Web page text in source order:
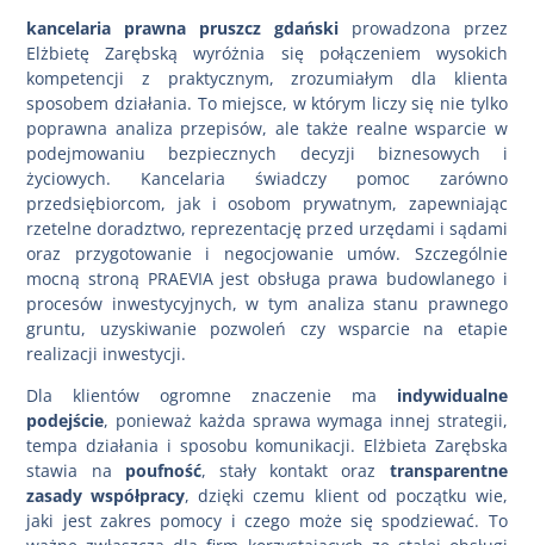
kancelaria prawna pruszcz gdańskiprowadzona przez
Elżbietę Zarębską wyróżnia się połączeniem wysokich
kompetencji z praktycznym, zrozumiałym dla klienta
sposobem działania. To miejsce, w którym liczy się nie tylko
poprawna analiza przepisów, ale także realne wsparcie w
podejmowaniu bezpiecznych decyzji biznesowych i
życiowych. Kancelaria świadczy pomoc zarówno
przedsiębiorcom, jak i osobom prywatnym, zapewniając
rzetelne doradztwo, reprezentację przed urzędami i sądami
oraz przygotowanie i negocjowanie umów. Szczególnie
mocną stroną PRAEVIA jest obsługa prawa budowlanego i
procesów inwestycyjnych, w tym analiza stanu prawnego
gruntu, uzyskiwanie pozwoleń czy wsparcie na etapie
realizacji inwestycji.
Dla klientów ogromne znaczenie ma indywidualne
podejście, ponieważ każda sprawa wymaga innej strategii,
tempa działania i sposobu komunikacji. Elżbieta Zarębska
stawia na poufność, stały kontakt oraz transparentne
zasady współpracy, dzięki czemu klient od początku wie,
jaki jest zakres pomocy i czego może się spodziewać. To